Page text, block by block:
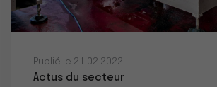
Publié le 21.02.2022
Actus du secteur